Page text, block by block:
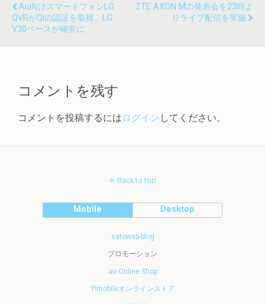
Au向けスマートフォンLG
QVRがQiの認証を取得、LG
V30ベースが確実に
ZTE AXON Mの発表会を23時よ
りライブ配信を実施
コメントを残す
コメントを投稿するには ログイン してください。
Back to top
Mobile Desktop
satoweb-blog
プロモーション
au Online Shop
Y!mobileオンラインストア